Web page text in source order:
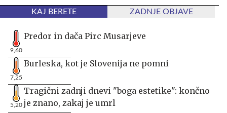
KAJ BERETE ZADNJE OBJAVE
9,60
Predor in dača Pirc Musarjeve
7,25
Burleska, kot je Slovenija ne pomni
5,20
Tragični zadnji dnevi "boga estetike": končno
je znano, zakaj je umrl